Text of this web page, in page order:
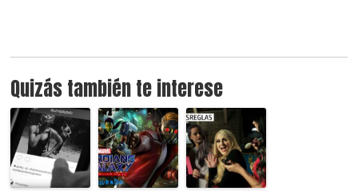
Quizás también te interese